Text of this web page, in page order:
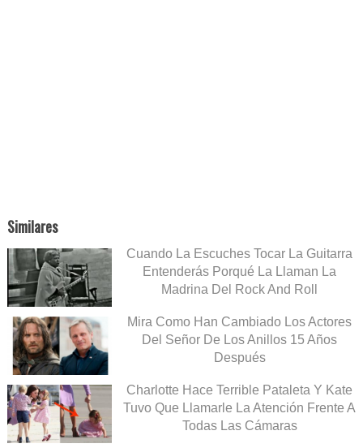
Similares
Cuando La Escuches Tocar La Guitarra
Entenderás Porqué La Llaman La
Madrina Del Rock And Roll
Mira Como Han Cambiado Los Actores
Del Señor De Los Anillos 15 Años
Después
Charlotte Hace Terrible Pataleta Y Kate
Tuvo Que Llamarle La Atención Frente A
Todas Las Cámaras